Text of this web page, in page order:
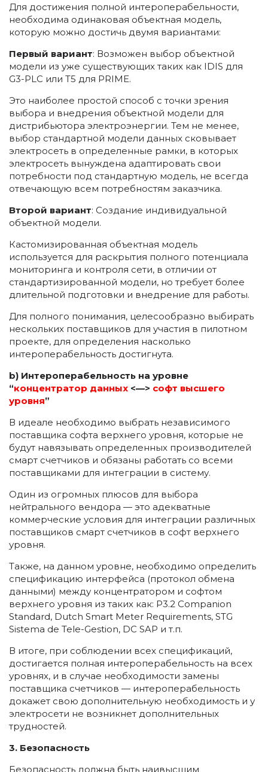
Для достижения полной интероперабельности,
необходима одинаковая объектная модель,
которую можно достичь двумя вариантами:
Первый вариант: Возможен выбор объектной
модели из уже существующих таких как IDIS для
G3-PLC или Т5 для PRIME.
Это наиболее простой способ с точки зрения
выбора и внедрения объектной модели для
дистрибьютора электроэнергии. Тем не менее,
выбор стандартной модели данных сковывает
электросеть в определенные рамки, в которых
электросеть вынуждена адаптировать свои
потребности под стандартную модель, не всегда
отвечающую всем потребностям заказчика.
Второй вариант: Создание индивидуальной
объектной модели.
Кастомизированная объектная модель
используется для раскрытия полного потенциала
мониторинга и контроля сети, в отличии от
стандартизированной модели, но требует более
длительной подготовки и внедрение для работы.
Для полного понимания, целесообразно выбирать
нескольких поставщиков для участия в пилотном
проекте, для определения насколько
интероперабельность достигнута.
b) Интероперабельность на уровне
“концентратор данных <—> софт высшего
уровня”
В идеале необходимо выбрать независимого
поставщика софта верхнего уровня, которые не
будут навязывать определенных производителей
смарт счетчиков и обязаны работать со всеми
поставщиками для интеграции в систему.
Один из огромных плюсов для выбора
нейтрального вендора — это адекватные
коммерческие условия для интеграции различных
поставщиков смарт счетчиков в софт верхнего
уровня.
Также, на данном уровне, необходимо определить
спецификацию интерфейса (протокол обмена
данными) между концентратором и софтом
верхнего уровня из таких как: P3.2 Companion
Standard, Dutch Smart Meter Requirements, STG
Sistema de Tele-Gestion, DC SAP и т.п.
В итоге, при соблюдении всех спецификаций,
достигается полная интероперабельность на всех
уровнях, и в случае необходимости замены
поставщика счетчиков — интероперабельность
докажет свою дополнительную необходимость и у
электросети не возникнет дополнительных
трудностей.
3. Безопасность
Безопасность должна быть наивысшим